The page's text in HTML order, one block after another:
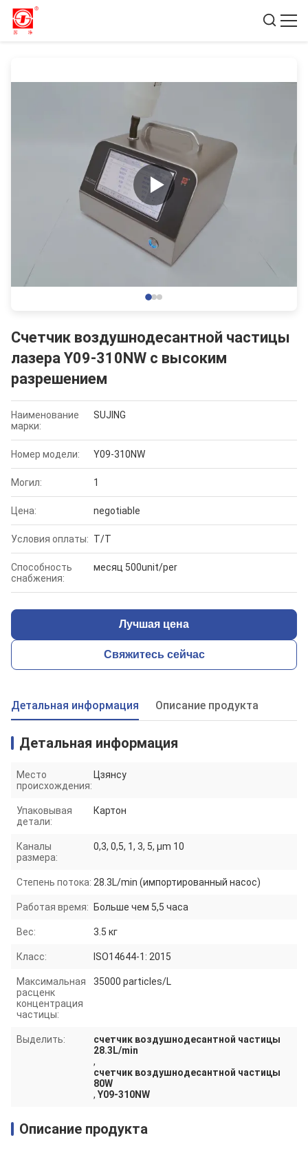
Счетчик воздушнодесантной частицы
лазера Y09-310NW с высоким
разрешением
Наименование
марки:
SUJING
Номер модели: Y09-310NW
Могил: 1
Цена: negotiable
Условия оплаты: T/T
Способность
снабжения:
месяц 500unit/per
Лучшая цена
Свяжитесь сейчас
Детальная информация Описание продукта
Детальная информация
Место
происхождения:
Цзянсу
Упаковывая
детали:
Картон
Каналы
размера:
0,3, 0,5, 1, 3, 5, μm 10
Степень потока: 28.3L/min (импортированный насос)
Работая время: Больше чем 5,5 часа
Вес: 3.5 кг
Класс: ISO14644-1: 2015
Максимальная
расценк
концентрация
частицы:
35000 particles/L
Выделить:
счетчик воздушнодесантной частицы
28.3L/min
,
счетчик воздушнодесантной частицы
80W
, Y09-310NW
Описание продукта